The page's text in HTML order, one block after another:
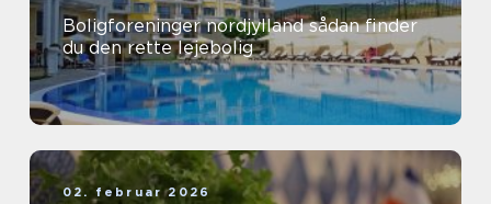
Boligforeninger nordjylland sådan finder
du den rette lejebolig
02. februar 2026